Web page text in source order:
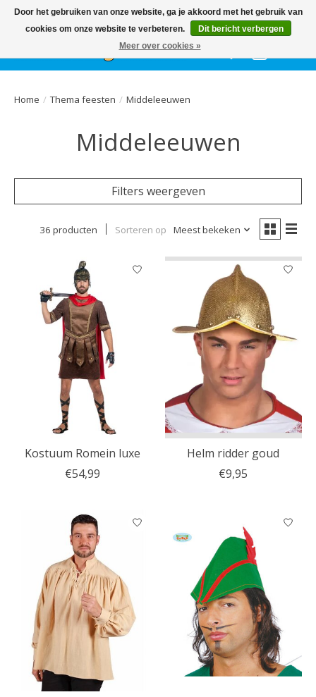
HetGEHELE jaar, grote collectie feestkleding & accessoires |
Ballonnen | Schmink | Bedrukking | Altijd gratis parkeren
Verlanglijst
Home / Thema feesten / Middeleeuwen
Middeleeuwen
Filters weergeven
36 producten Sorteren op Meest bekeken
Kostuum Romein luxe
€54,99
Helm ridder goud
€9,95
Door het gebruiken van onze website, ga je akkoord met het gebruik van
cookies om onze website te verbeteren.
Dit bericht verbergen
Meer over cookies »